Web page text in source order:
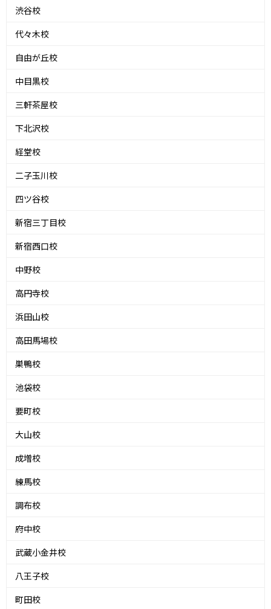
渋谷校
代々木校
自由が丘校
中目黒校
三軒茶屋校
下北沢校
経堂校
二子玉川校
四ツ谷校
新宿三丁目校
新宿西口校
中野校
高円寺校
浜田山校
高田馬場校
巣鴨校
池袋校
要町校
大山校
成増校
練馬校
調布校
府中校
武蔵小金井校
八王子校
町田校